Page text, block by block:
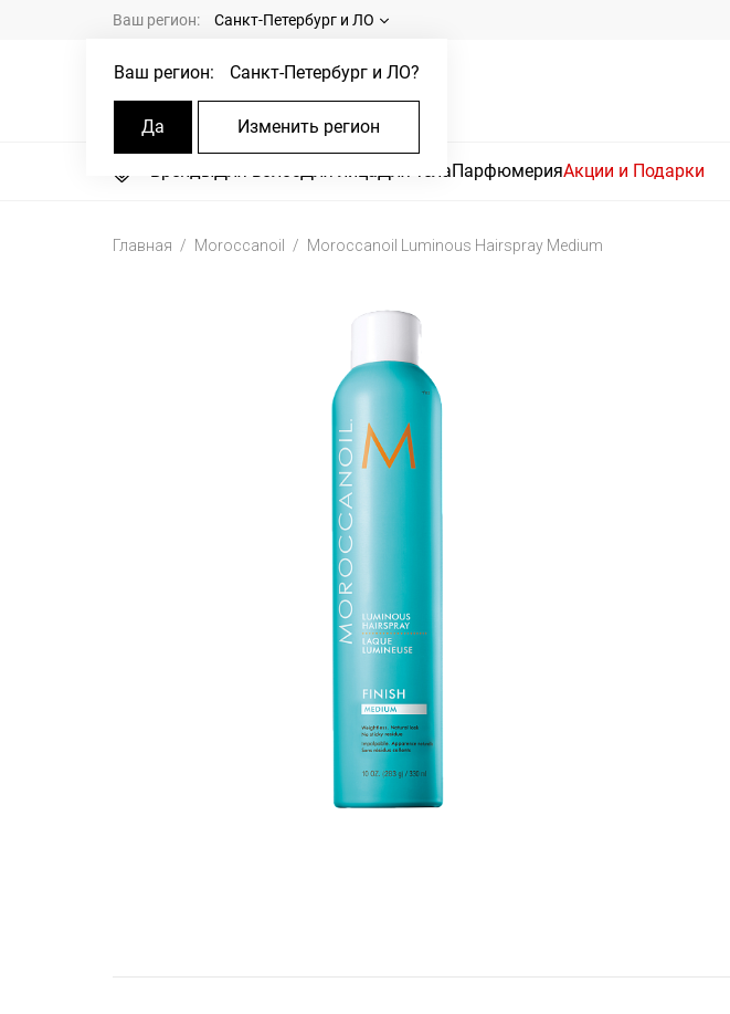
Ваш регион: Санкт-Петербург и ЛО
Ваш регион: Санкт-Петербург и ЛО?
Да Изменить регион
БрендыДля волосДля лицаДля телаПарфюмерияАкции и Подарки
Главная Moroccanoil Moroccanoil Luminous Hairspray Medium